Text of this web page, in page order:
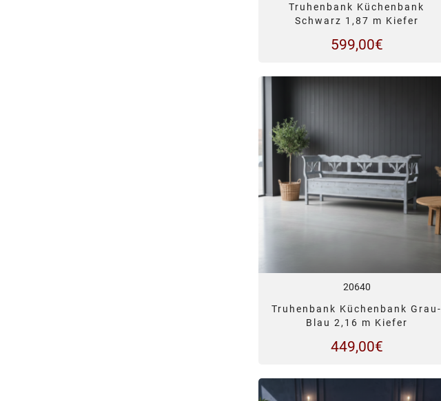
Truhenbank Küchenbank
Schwarz 1,87 m Kiefer
599,00€
20640
Truhenbank Küchenbank Grau-
Blau 2,16 m Kiefer
449,00€